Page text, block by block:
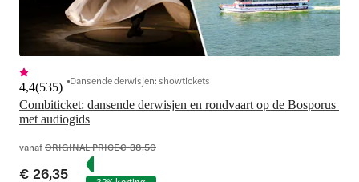
Combiticket: dansende derwisjen en rondvaart op de Bosporus
met audiogids
4,4(535) Dansende derwisjen: showtickets
vanafORIGINAL PRICE€ 38,50
€ 26,35